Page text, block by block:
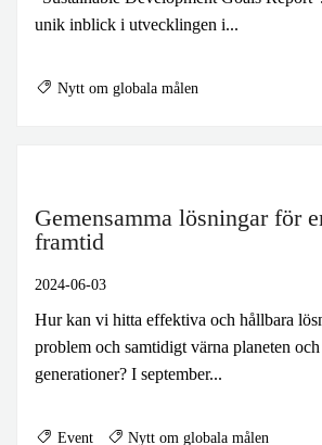
unik inblick i utvecklingen i...
Nytt om globala målen
Gemensamma lösningar för
framtid
2024-06-03
Hur kan vi hitta effektiva och hållbara
problem och samtidigt värna planeten
generationer? I september...
Event Nytt om globala målen